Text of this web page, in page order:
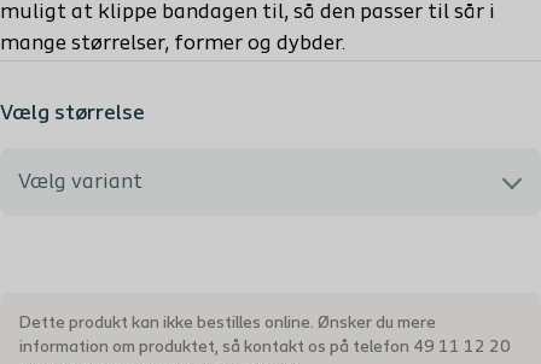
muligt at klippe bandagen til, så den passer til sår i
mange størrelser, former og dybder.
Vælg størrelse
Vælg variant
3710 - 10 x 10 cm
Dette produkt kan ikke bestilles online. Ønsker du mere
information om produktet, så kontakt os på telefon 49 11 12 20